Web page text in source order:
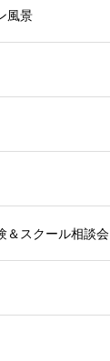
風景
＆スクール相談会